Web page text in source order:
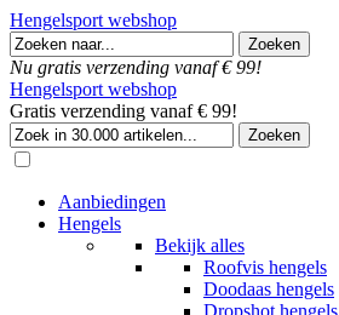
Hengelsport webshop
Nu gratis verzending vanaf € 99!
Hengelsport webshop
Gratis verzending vanaf € 99!
Aanbiedingen
Hengels
Bekijk alles
Roofvis hengels
Doodaas hengels
Dropshot hengels